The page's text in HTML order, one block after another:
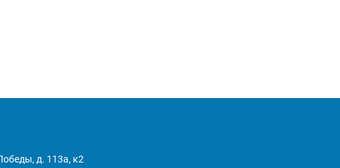
д. 113а, к2